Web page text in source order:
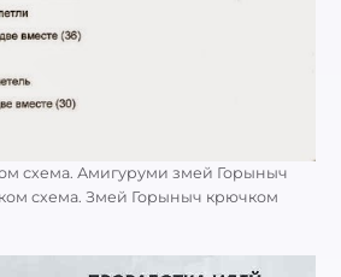
схема. Амигуруми змей Горыныч
схема. Змей Горыныч крючком